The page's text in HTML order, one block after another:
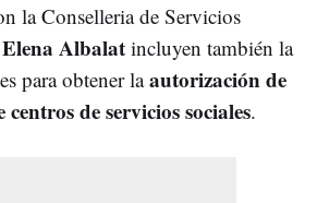
la Conselleria de Servicios
Elena Albalat incluyen también la
para obtener laautorización de
de servicios sociales.